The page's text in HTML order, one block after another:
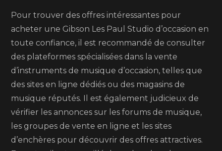
Pour trouver des offres intéressantes pour
acheter une Gibson Les Paul Studio d’occasion en
toute confiance, il est recommandé de consulter
des plateformes spécialisées dans la vente
d’instruments de musique d’occasion, telles que
des sites en ligne dédiés ou des magasins de
musique réputés. Il est également judicieux de
vérifier les annonces sur les forums de musique,
les groupes de vente en ligne et les sites
d’enchères pour découvrir des offres attractives.